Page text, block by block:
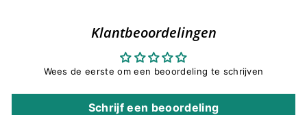
Klantbeoordelingen
Wees de eerste om een beoordeling te schrijven
Schrijf een beoordeling